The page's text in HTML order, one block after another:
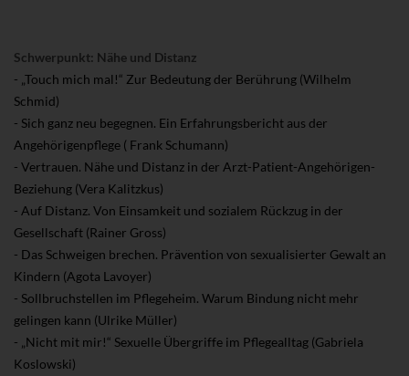
Schwerpunkt: Nähe und Distanz
- „Touch mich mal!“ Zur Bedeutung der Berührung (Wilhelm
Schmid)
- Sich ganz neu begegnen. Ein Erfahrungsbericht aus der
Angehörigenpflege ( Frank Schumann)
- Vertrauen. Nähe und Distanz in der Arzt-Patient-Angehörigen-
Beziehung (Vera Kalitzkus)
- Auf Distanz. Von Einsamkeit und sozialem Rückzug in der
Gesellschaft (Rainer Gross)
- Das Schweigen brechen. Prävention von sexualisierter Gewalt an
Kindern (Agota Lavoyer)
- Sollbruchstellen im Pflegeheim. Warum Bindung nicht mehr
gelingen kann (Ulrike Müller)
- „Nicht mit mir!“ Sexuelle Übergriffe im Pflegealltag (Gabriela
Koslowski)